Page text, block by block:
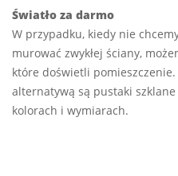
Światło za darmo
W przypadku, kiedy nie
murować zwykłej ściany,
które doświetli
alternatywą są pustaki
kolorach i wymiarach.